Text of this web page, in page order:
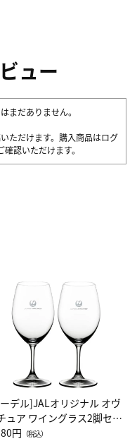
ュー
まだありません。
ただけます。購入商品はログ
確認いただけます。
デル]JALオリジナル オヴ
ュア ワイングラス2脚セッ
レッドワイン）
円 （税込）